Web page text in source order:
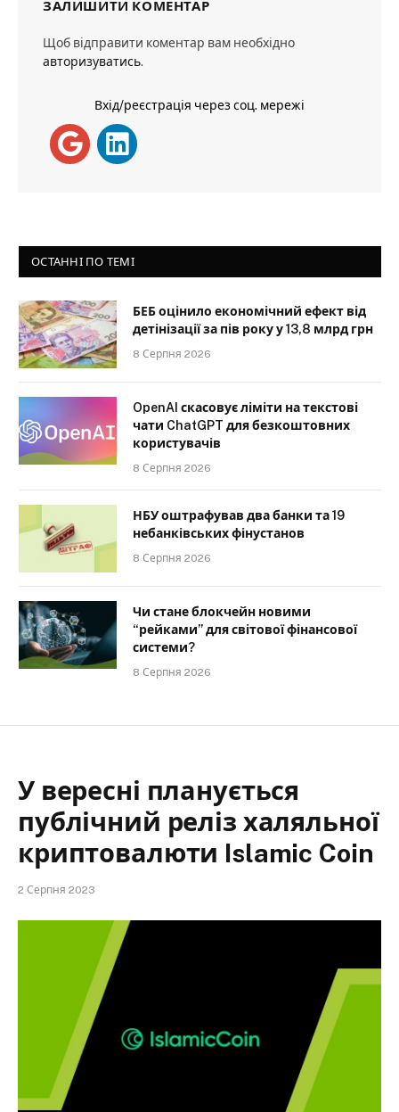
ЗАЛИШИТИ КОМЕНТАР
Щоб відправити коментар вам необхідно
авторизуватись.
Вхід/реєстрація через соц. мережі
ОСТАННІ ПО ТЕМІ
БЕБ оцінило економічний ефект від
детінізації за пів року у 13,8 млрд грн
8 Серпня 2026
OpenAI скасовує ліміти на текстові
чати ChatGPT для безкоштовних
користувачів
8 Серпня 2026
НБУ оштрафував два банки та 19
небанківських фінустанов
8 Серпня 2026
Чи стане блокчейн новими
“рейками” для світової фінансової
системи?
8 Серпня 2026
У вересні планується
публічний реліз халяльної
криптовалюти Islamic Coin
2 Серпня 2023